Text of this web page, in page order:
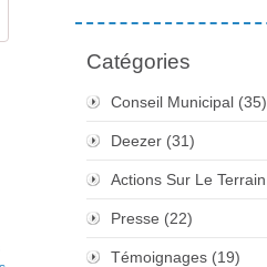
Catégories
Conseil Municipal (35)
Deezer (31)
Actions Sur Le Terrain
Presse (22)
Témoignages (19)